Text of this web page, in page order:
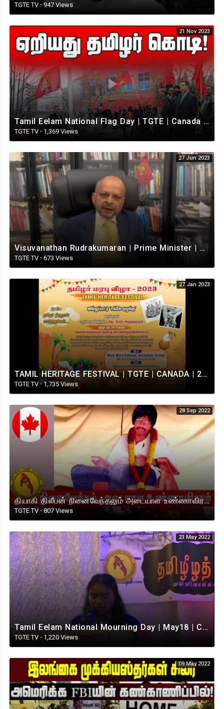
TGTE TV · 947 Views
21 Nov 2023
Tamil Eelam National Flag Day | TGTE | Canada | 21.11.2023
TGTE TV · 1,369 Views
27 Jun 2023
Visuvanathan Rudrakumaran | Prime Minister | TGTE |
TGTE TV · 673 Views
27 Jan 2023
TAMIL HERITAGE FESTIVAL | TGTE | CANADA | 2023
TGTE TV·1,735 Views
28 Sep 2022
தியாகி திலீபன் நினைவேந்தலும் அடையாள உண்ணாவிரதமும் I TGTE I Canada
TGTE TV · 807 Views
23 May 2022
Tamil Eelam National Mourning Day | May18 | Canada
TGTE TV · 1,220 Views
09 May 2022